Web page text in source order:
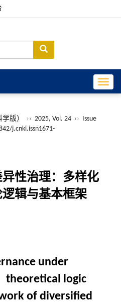
版） ›› 2025, Vol. 24 ›› Issue
j.cnki.issn1671-
性治理：多样化
辑与基本框架
under
theoretical logic
of diversified